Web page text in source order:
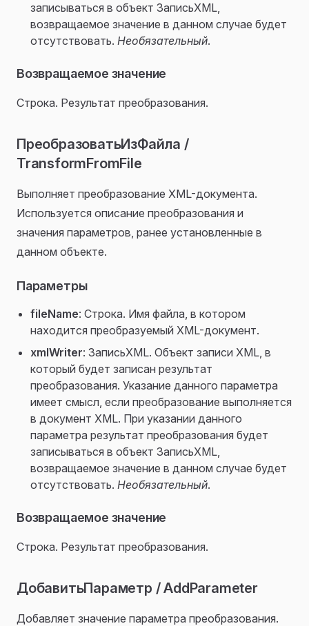
записываться в объект ЗаписьXML,
возвращаемое значение в данном случае будет
отсутствовать. Необязательный.
Возвращаемое значение
Строка. Результат преобразования.
ПреобразоватьИзФайла /
TransformFromFile
Выполняет преобразование XML-документа.
Используется описание преобразования и
значения параметров, ранее установленные в
данном объекте.
Параметры
fileName: Строка. Имя файла, в котором
находится преобразуемый XML-документ.
xmlWriter: ЗаписьXML. Объект записи XML, в
который будет записан результат
преобразования. Указание данного параметра
имеет смысл, если преобразование выполняется
в документ XML. При указании данного
параметра результат преобразования будет
записываться в объект ЗаписьXML,
возвращаемое значение в данном случае будет
отсутствовать. Необязательный.
Возвращаемое значение
Строка. Результат преобразования.
ДобавитьПараметр / AddParameter
Добавляет значение параметра преобразования.